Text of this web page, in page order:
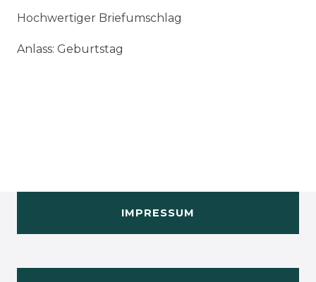
Hochwertiger Briefumschlag
Anlass: Geburtstag
IMPRESSUM